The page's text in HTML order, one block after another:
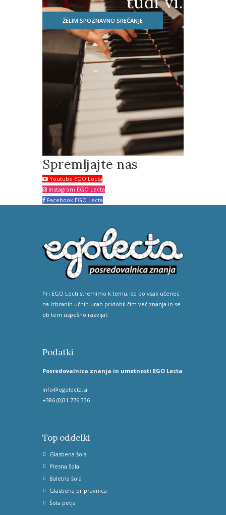
ŽELIM SPOZNAVNO SREČANJE
Spremljajte nas
Youtube EGO Lecta
Instagram EGO Lecta
Facebook EGO Lecta
Pri EGO Lecti stremimo k temu, da bo vsak učenec
na izbranih učnih urah pridobil čim več znanja in se
ob tem uspešno razvijal.
Podatki
Posredovalnica znanja in umetnosti EGO Lecta
info@egolecta.si
+386 (0)31 776 336
Top oddelki
Glasbena šola
Plesna šola
Baletna šola
Glasbena pripravnica
Šola petja